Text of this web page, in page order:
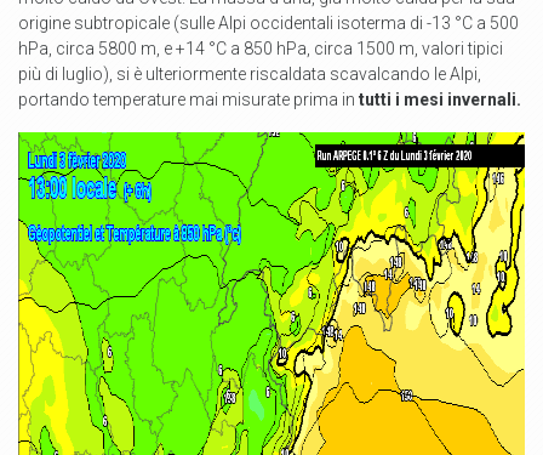
origine subtropicale (sulle Alpi occidentali isoterma di -13 °C a 500
hPa, circa 5800 m, e +14 °C a 850 hPa, circa 1500 m, valori tipici
più di luglio), si è ulteriormente riscaldata scavalcando le Alpi,
portando temperature mai misurate prima in tutti i mesi invernali.